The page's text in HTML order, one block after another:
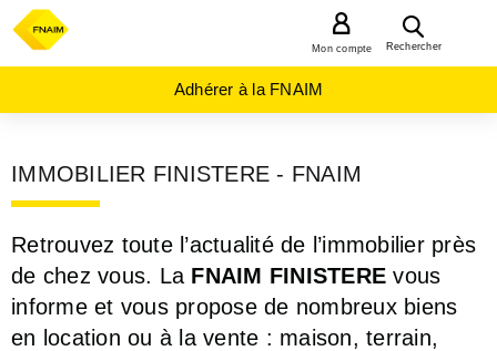
Rechercher
Mon compte
Adhérer à la FNAIM
IMMOBILIER FINISTERE - FNAIM
Retrouvez toute l’actualité de l’immobilier près
de chez vous. La FNAIM FINISTERE vous
informe et vous propose de nombreux biens
en location ou à la vente : maison, terrain,